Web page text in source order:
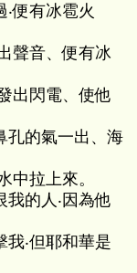
便有冰雹火
聲音、便有冰
出閃電、使他
孔的氣一出、海
中拉上來。
的人‧因為他
‧但耶和華是